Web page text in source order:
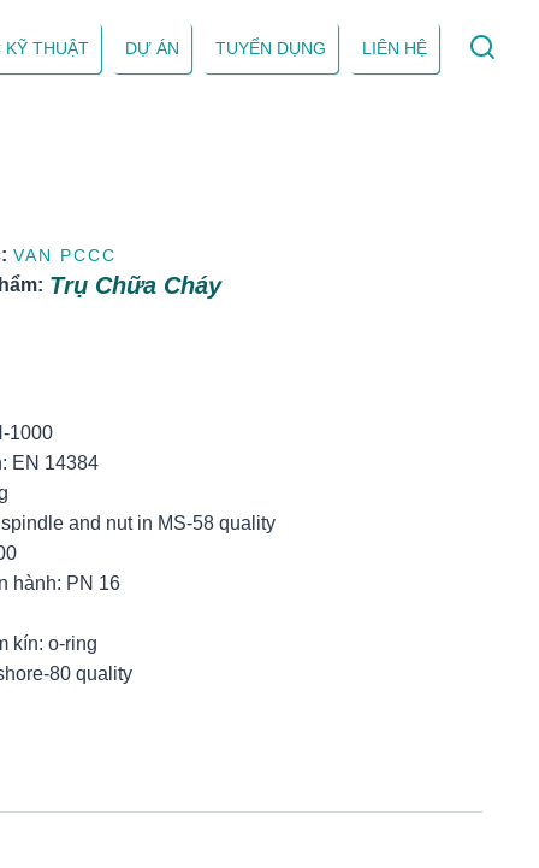
KỸ THUẬT DỰ ÁN TUYỂN DỤNG LIÊN HỆ
VAN PCCC
Trụ Chữa Cháy
1000
EN 14384
and nut in MS-58 quality
hành: PN 16
kín: o-ring
80 quality